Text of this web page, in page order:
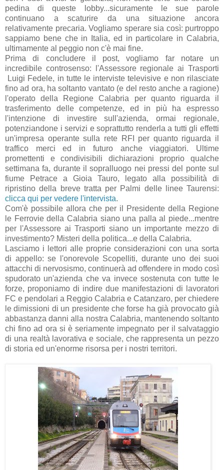
pedina di queste lobby...sicuramente le sue parole
continuano a scaturire da una situazione ancora
relativamente precaria. Vogliamo sperare sia così: purtroppo
sappiamo bene che in Italia, ed in particolare in Calabria,
ultimamente al peggio non c'è mai fine.
Prima di concludere il post, vogliamo far notare un
incredibile controsenso: l'Assessore regionale ai Trasporti
Luigi Fedele, in tutte le interviste televisive e non rilasciate
fino ad ora, ha soltanto vantato (e del resto anche a ragione)
l'operato della Regione Calabria per quanto riguarda il
trasferimento delle competenze, ed in più ha espresso
l'intenzione di investire sull'azienda, ormai regionale,
potenziandone i servizi e soprattutto renderla a tutti gli effetti
un'impresa operante sulla rete RFI per quanto riguarda il
traffico merci ed in futuro anche viaggiatori. Ultime
promettenti e condivisibili dichiarazioni proprio qualche
settimana fa, durante il sopralluogo nei pressi del ponte sul
fiume Petrace a Gioia Tauro, legato alla possibilità di
ripristino della breve tratta per Palmi delle linee Taurensi:
clicca qui per vedere l'intervista.
Com'è possibile allora che per il Presidente della Regione
le Ferrovie della Calabria siano una palla al piede...mentre
per l'Assessore ai Trasporti siano un importante mezzo di
investimento? Misteri della politica...e della Calabria.
Lasciamo i lettori alle proprie considerazioni con una sorta
di appello: se l'onorevole Scopelliti, durante uno dei suoi
attacchi di nervosismo, continuerà ad offendere in modo così
spudorato un'azienda che va invece sostenuta con tutte le
forze, proponiamo di indire due manifestazioni di lavoratori
FC e pendolari a Reggio Calabria e Catanzaro, per chiedere
le dimissioni di un presidente che forse ha già provocato già
abbastanza danni alla nostra Calabria, mantenendo soltanto
chi fino ad ora si è seriamente impegnato per il salvataggio
di una realtà lavorativa e sociale, che rappresenta un pezzo
di storia ed un'enorme risorsa per i nostri territori.